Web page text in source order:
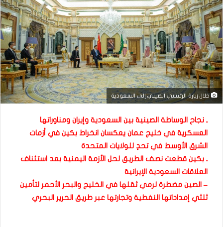
خلال زيارة الرئيسي الصيني إلى السعودية
ـ نجاح الوساطة الصينية بين السعودية وإيران ومناوراتها
العسكرية في خليج عمان يعكسان انخراط بكين في أزمات
الشرق الأوسط في تحدٍ للولايات المتحدة
ـ بكين قطعت نصف الطريق لحل الأزمة اليمنية بعد استئناف
العلاقات السعودية الإيرانية
– الصين مضطرة لرمي ثقلها في الخليج والبحر الأحمر لتأمين
ثلثي إمداداتها النفطية وتجارتها عبر طريق الحرير البحري